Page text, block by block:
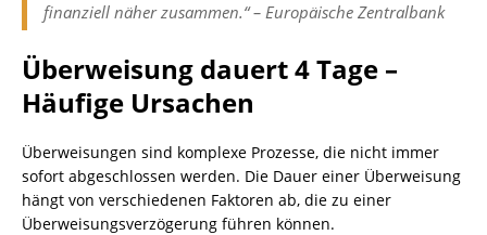
finanziell näher zusammen.“ – Europäische Zentralbank
Überweisung dauert 4 Tage –
Häufige Ursachen
Überweisungen sind komplexe Prozesse, die nicht immer
sofort abgeschlossen werden. Die Dauer einer Überweisung
hängt von verschiedenen Faktoren ab, die zu einer
Überweisungsverzögerung führen können.